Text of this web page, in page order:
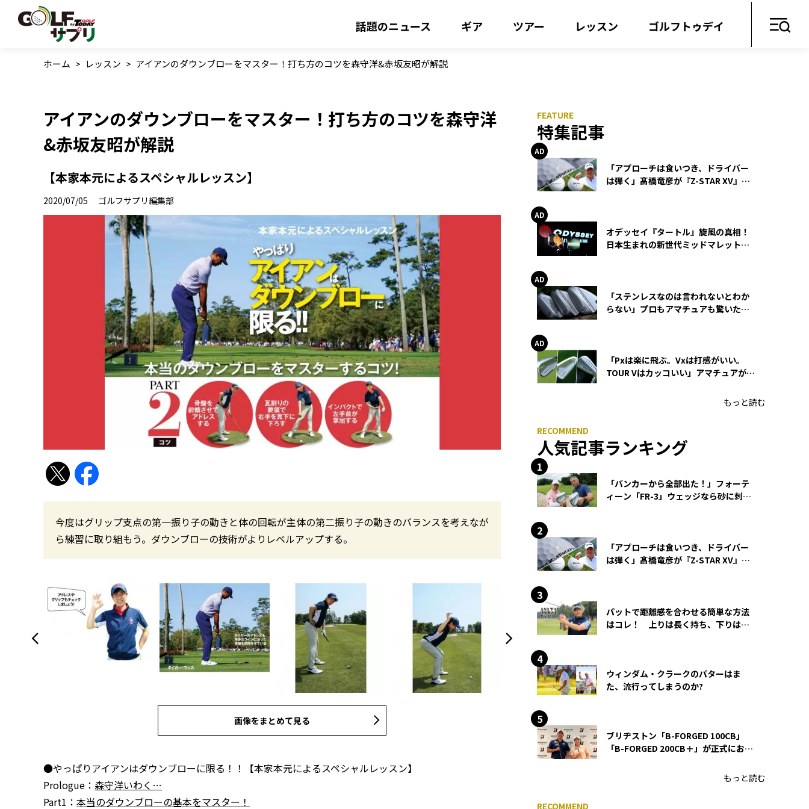
話題のニュース ギア ツアー レッスン ゴルフトゥデイ
ホーム > レッスン > アイアンのダウンブローをマスター！打ち方のコツを森守洋&赤坂友昭が解説
アイアンのダウンブローをマスター！打ち方のコツを森守洋
&赤坂友昭が解説
【本家本元によるスペシャルレッスン】
2020/07/05 ゴルフサプリ編集部
今度はグリップ支点の第一振り子の動きと体の回転が主体の第二振り子の動きのバランスを考えなが
ら練習に取り組もう。ダウンブローの技術がよりレベルアップする。
画像をまとめて見る
●やっぱりアイアンはダウンブローに限る！！【本家本元によるスペシャルレッスン】
Prologue： 森守洋いわく…
Part1： 本当のダウンブローの基本をマスター！
特集記事
「アプローチは食いつき、ドライバー
は弾く」髙橋竜彦が『Z-STAR XV』を
オデッセイ『タートル』旋風の真相！
日本生まれの新世代ミッドマレットが
「ステンレスなのは言われないとわか
らない」プロもアマチュアも驚いた
「Pxは楽に飛ぶ。Vxは打感がいい。
TOUR Vはカッコいい」アマチュアが選
もっと読む
人気記事ランキング
「バンカーから全部出た！」フォーテ
ィーン「FR-3」ウェッジなら砂に刺さ
「アプローチは食いつき、ドライバー
は弾く」髙橋竜彦が『Z-STAR XV』を
パットで距離感を合わせる簡単な方法
はコレ！ 上りは長く持ち、下りは短
ウィンダム・クラークのパターはま
た、流行ってしまうのか?
ブリヂストン「B-FORGED 100CB」
「B-FORGED 200CB＋」が正式にお披
もっと読む